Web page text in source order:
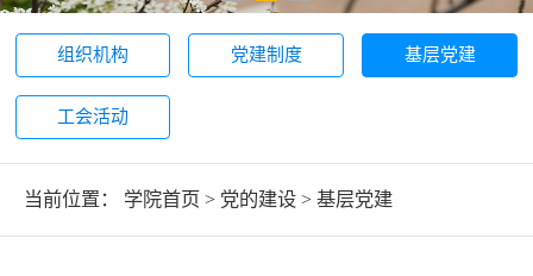
组织机构 党建制度 基层党建
工会活动
当前位置： 学院首页 > 党的建设 > 基层党建